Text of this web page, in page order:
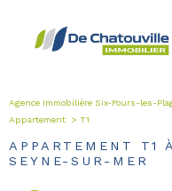
Agence Immobilière Six-Fours-les-
Appartement
T1
APPARTEMENT T1
SEYNE-SUR-MER